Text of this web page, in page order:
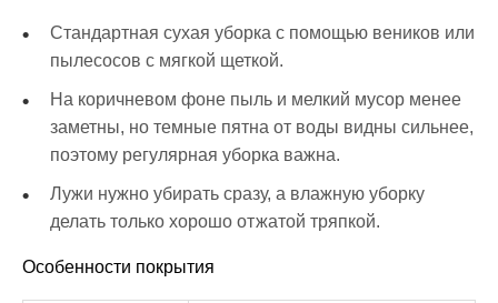
Стандартная сухая уборка с помощью веников или
пылесосов с мягкой щеткой.
На коричневом фоне пыль и мелкий мусор менее
заметны, но темные пятна от воды видны сильнее,
поэтому регулярная уборка важна.
Лужи нужно убирать сразу, а влажную уборку
делать только хорошо отжатой тряпкой.
Особенности покрытия